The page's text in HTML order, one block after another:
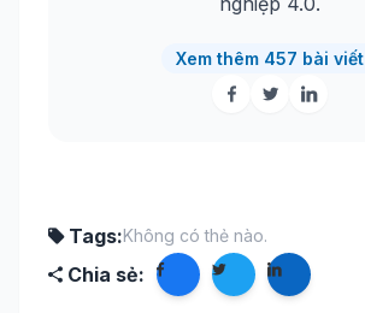
Xem thêm 457 bài viết
Tags:Không có thẻ nào.
Chia sẻ: